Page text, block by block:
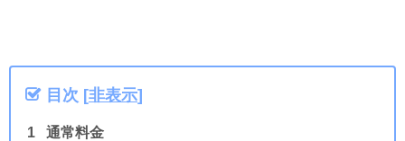
目次 [非表示]
通常料金